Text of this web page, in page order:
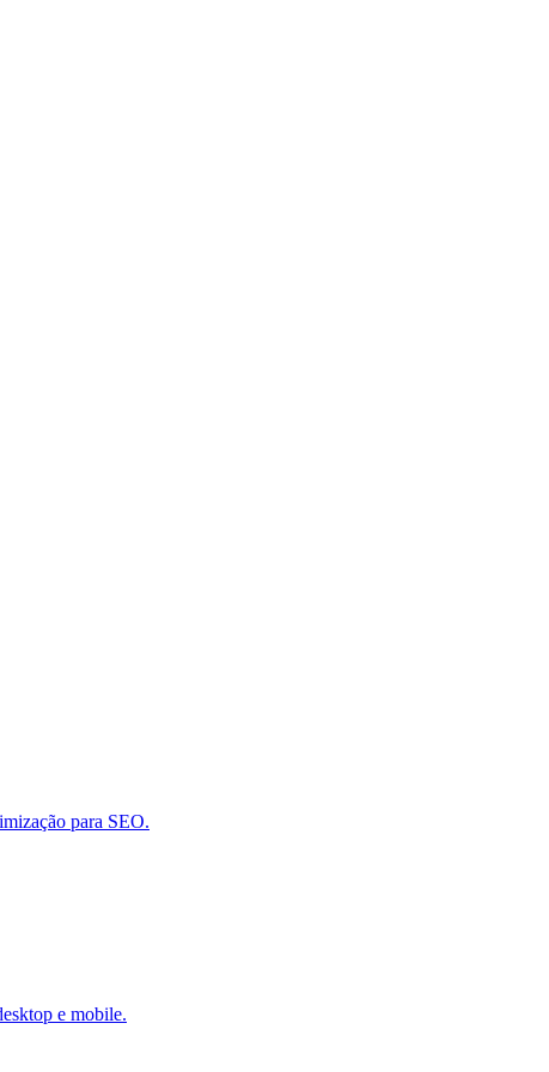
para SEO.
e mobile.